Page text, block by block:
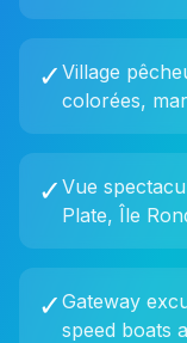
✓ Village
colorées,
✓ Vue
Plate, Île
✓ Gateway
speed boats